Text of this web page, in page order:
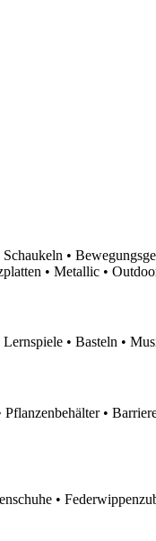
•
• Metallic •
• Basteln •
•
•